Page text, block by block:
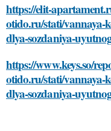
https://elit-
otido.ru/stati/vannaya-
dlya-sozdaniya-
https://www.keys.so/
otido.ru/stati/vannaya-
dlya-sozdaniya-